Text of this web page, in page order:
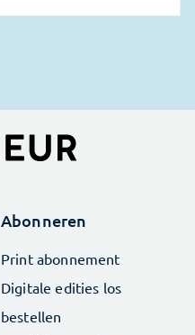
Abonneren
Print abonnement
Digitale edities los
bestellen